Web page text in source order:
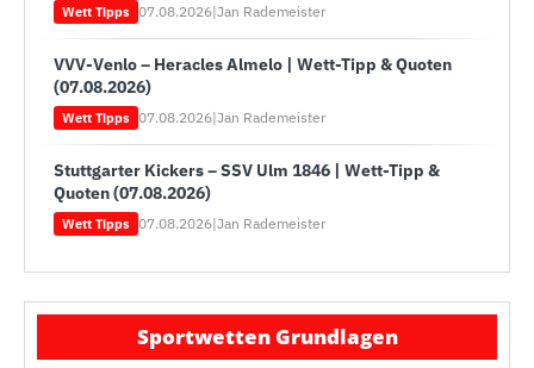
Wett Tipps 07.08.2026|Jan Rademeister
VVV-Venlo – Heracles Almelo | Wett-Tipp & Quoten
(07.08.2026)
Wett Tipps 07.08.2026|Jan Rademeister
Stuttgarter Kickers – SSV Ulm 1846 | Wett-Tipp &
Quoten (07.08.2026)
Wett Tipps 07.08.2026|Jan Rademeister
Sportwetten Grundlagen